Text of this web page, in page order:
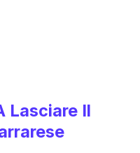
Lasciare Il